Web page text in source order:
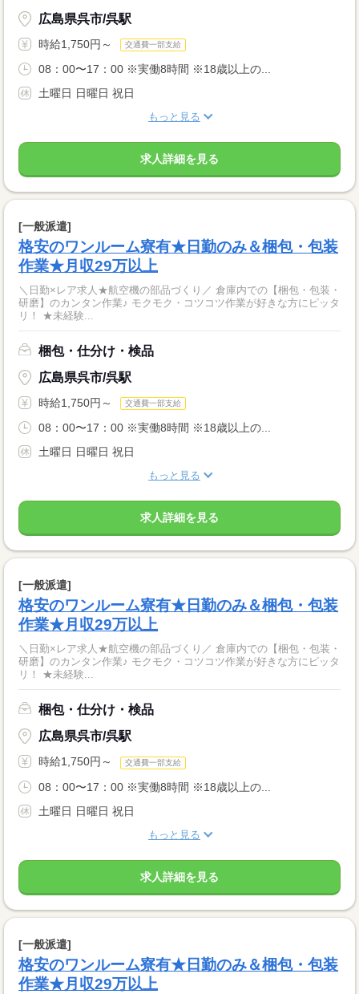
広島県呉市/呉駅
時給1,750円～ 交通費一部支給
08：00〜17：00 ※実働8時間 ※18歳以上の...
土曜日 日曜日 祝日
もっと見る
求人詳細を見る
[一般派遣]
格安のワンルーム寮有★日勤のみ＆梱包・包装
作業★月収29万以上
＼日勤×レア求人★航空機の部品づくり／ 倉庫内での【梱包・包装・
研磨】のカンタン作業♪ モクモク・コツコツ作業が好きな方にピッタ
リ！ ★未経験...
梱包・仕分け・検品
広島県呉市/呉駅
時給1,750円～ 交通費一部支給
08：00〜17：00 ※実働8時間 ※18歳以上の...
土曜日 日曜日 祝日
もっと見る
求人詳細を見る
[一般派遣]
格安のワンルーム寮有★日勤のみ＆梱包・包装
作業★月収29万以上
＼日勤×レア求人★航空機の部品づくり／ 倉庫内での【梱包・包装・
研磨】のカンタン作業♪ モクモク・コツコツ作業が好きな方にピッタ
リ！ ★未経験...
梱包・仕分け・検品
広島県呉市/呉駅
時給1,750円～ 交通費一部支給
08：00〜17：00 ※実働8時間 ※18歳以上の...
土曜日 日曜日 祝日
もっと見る
求人詳細を見る
[一般派遣]
格安のワンルーム寮有★日勤のみ＆梱包・包装
作業★月収29万以上